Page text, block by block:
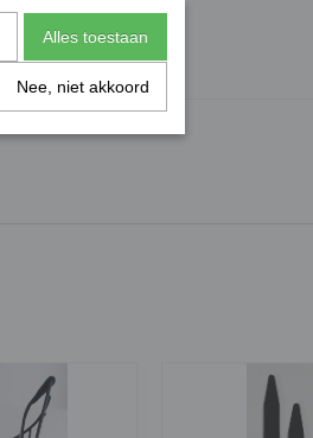
20,00 Kg
Alles toestaan
Nee, niet akkoord